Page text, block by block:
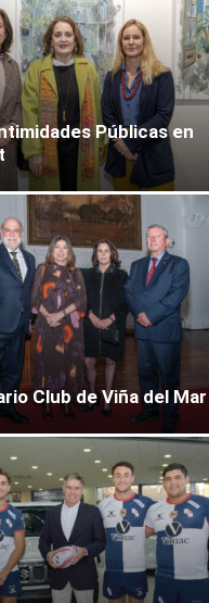
Públicas en
Club de Viña del Mar